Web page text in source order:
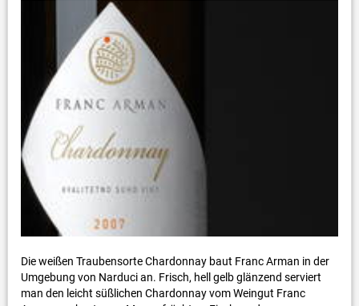
Die weißen Traubensorte Chardonnay baut Franc Arman in der
Umgebung von Narduci an. Frisch, hell gelb glänzend serviert
man den leicht süßlichen Chardonnay vom Weingut Franc